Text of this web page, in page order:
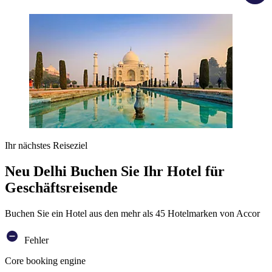
Ihr nächstes Reiseziel
Neu Delhi Buchen Sie Ihr Hotel für
Geschäftsreisende
Buchen Sie ein Hotel aus den mehr als 45 Hotelmarken von Accor
Fehler
Core booking engine